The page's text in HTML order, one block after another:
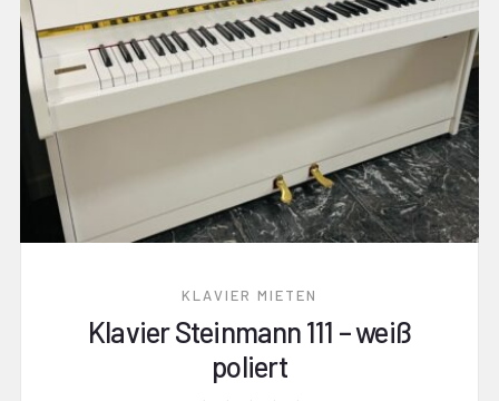
KLAVIER MIETEN
Klavier Steinmann 111 – weiß
poliert